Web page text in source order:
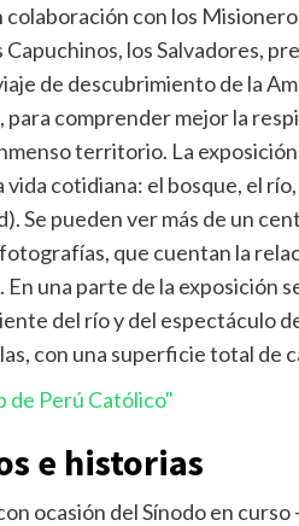
colaboración con los
Capuchinos, los Salvadores,
de descubrimiento de la
para comprender mejor la
territorio. La
cotidiana: el bosque, el río,
Se pueden ver más de un
que cuentan la
una parte de la exposición
del río y del espectáculo
con una superficie total de
de Perú Católico"
e historias
ocasión del Sínodo en curso